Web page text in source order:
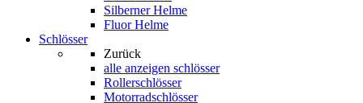
Silberner Helme
Fluor Helme
Schlösser
Zurück
alle anzeigen schlösser
Rollerschlösser
Motorradschlösser